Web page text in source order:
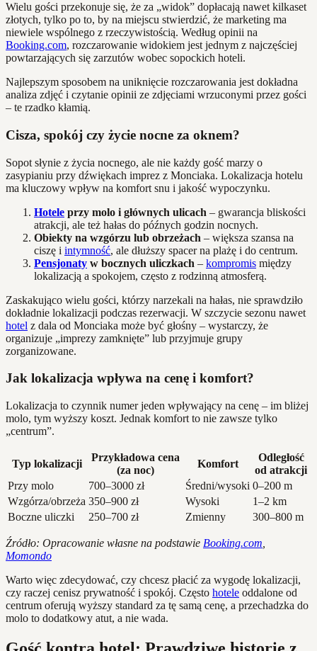
Wielu gości przekonuje się, że za „widok” dopłacają nawet kilkaset
złotych, tylko po to, by na miejscu stwierdzić, że marketing ma
niewiele wspólnego z rzeczywistością. Według opinii na
Booking.com, rozczarowanie widokiem jest jednym z najczęściej
powtarzających się zarzutów wobec sopockich hoteli.
Najlepszym sposobem na uniknięcie rozczarowania jest dokładna
analiza zdjęć i czytanie opinii ze zdjęciami wrzuconymi przez gości
– te rzadko kłamią.
Cisza, spokój czy życie nocne za oknem?
Sopot słynie z życia nocnego, ale nie każdy gość marzy o
zasypianiu przy dźwiękach imprez z Monciaka. Lokalizacja hotelu
ma kluczowy wpływ na komfort snu i jakość wypoczynku.
Hotele przy molo i głównych ulicach – gwarancja bliskości
atrakcji, ale też hałas do późnych godzin nocnych.
Obiekty na wzgórzu lub obrzeżach – większa szansa na
ciszę i intymność, ale dłuższy spacer na plażę i do centrum.
Pensjonaty w bocznych uliczkach – kompromis między
lokalizacją a spokojem, często z rodzinną atmosferą.
Zaskakująco wielu gości, którzy narzekali na hałas, nie sprawdziło
dokładnie lokalizacji podczas rezerwacji. W szczycie sezonu nawet
hotel z dala od Monciaka może być głośny – wystarczy, że
organizuje „imprezy zamknięte” lub przyjmuje grupy
zorganizowane.
Jak lokalizacja wpływa na cenę i komfort?
Lokalizacja to czynnik numer jeden wpływający na cenę – im bliżej
molo, tym wyższy koszt. Jednak komfort to nie zawsze tylko
„centrum”.
Typ lokalizacji
Przykładowa cena
(za noc)
Komfort
Odległość
od atrakcji
Przy molo
700–3000 zł Średni/wysoki 0–200 m
Wzgórza/obrzeża 350–900 zł Wysoki
1–2 km
Boczne uliczki
250–700 zł Zmienny 300–800 m
Źródło: Opracowanie własne na podstawie Booking.com
Momondo
Warto więc zdecydować, czy chcesz płacić za wygodę lokalizacji,
czy raczej cenisz prywatność i spokój. Często hotele oddalone od
centrum oferują wyższy standard za tę samą cenę, a przechadzka do
molo to dodatkowy atut, a nie wada.